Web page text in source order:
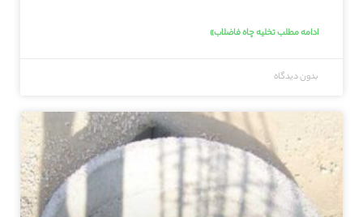
ادامه مطلب تخلیه چاه فاضلاب»
بدون دیدگاه